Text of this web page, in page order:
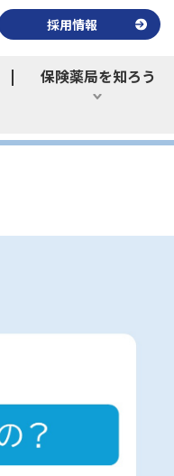
保険薬局を知ろう
ひらく
採用情報